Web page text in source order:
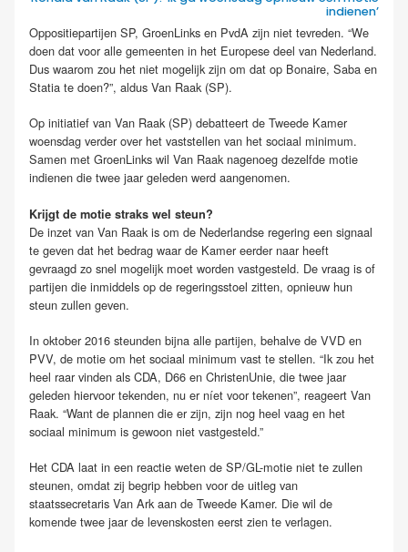
indienen’
Oppositiepartijen SP, GroenLinks en PvdA zijn niet tevreden. “We
doen dat voor alle gemeenten in het Europese deel van Nederland.
Dus waarom zou het niet mogelijk zijn om dat op Bonaire, Saba en
Statia te doen?”, aldus Van Raak (SP).
Op initiatief van Van Raak (SP) debatteert de Tweede Kamer
woensdag verder over het vaststellen van het sociaal minimum.
Samen met GroenLinks wil Van Raak nagenoeg dezelfde motie
indienen die twee jaar geleden werd aangenomen.
Krijgt de motie straks wel steun?
De inzet van Van Raak is om de Nederlandse regering een signaal
te geven dat het bedrag waar de Kamer eerder naar heeft
gevraagd zo snel mogelijk moet worden vastgesteld. De vraag is of
partijen die inmiddels op de regeringsstoel zitten, opnieuw hun
steun zullen geven.
In oktober 2016 steunden bijna alle partijen, behalve de VVD en
PVV, de motie om het sociaal minimum vast te stellen. “Ik zou het
heel raar vinden als CDA, D66 en ChristenUnie, die twee jaar
geleden hiervoor tekenden, nu er níet voor tekenen”, reageert Van
Raak. “Want de plannen die er zijn, zijn nog heel vaag en het
sociaal minimum is gewoon niet vastgesteld.”
Het CDA laat in een reactie weten de SP/GL-motie niet te zullen
steunen, omdat zij begrip hebben voor de uitleg van
staatssecretaris Van Ark aan de Tweede Kamer. Die wil de
komende twee jaar de levenskosten eerst zien te verlagen.